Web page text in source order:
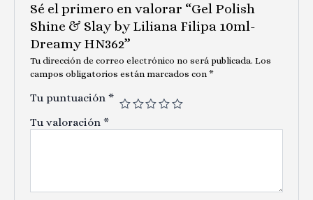
Sé el primero en valorar “Gel Polish
Shine & Slay by Liliana Filipa 10ml-
Dreamy HN362”
Tu dirección de correo electrónico no será publicada. Los
campos obligatorios están marcados con *
Tu puntuación *
Tu valoración *